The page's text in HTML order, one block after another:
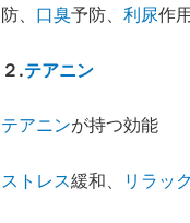
防、 口臭予防、 利尿作用
２ .テアニン
テアニンが持つ効能
ストレス緩和、 リラッ